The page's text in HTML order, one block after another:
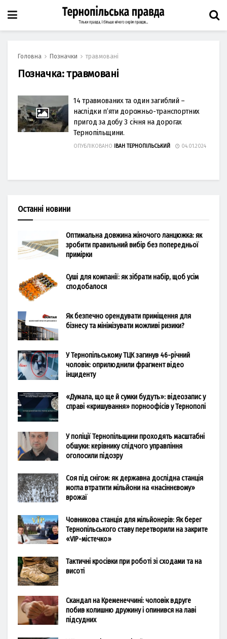
Головна Позначки травмовані
Позначка:травмовані
14 травмованих та один загиблий –
наслідки п’яти дорожньо-транспортних
пригод за добу 3 січня на дорогах
Тернопільщини.
ОПУБЛІКОВАНО ІВАН ТЕРНОПІЛЬСЬКИЙ 04.01.2024
Останні новини
Оптимальна довжина жіночого ланцюжка: як
зробити правильний вибір без попередньої
примірки
Суші для компанії: як зібрати набір, щоб усім
сподобалося
Як безпечно орендувати приміщення для
бізнесу та мінімізувати можливі ризики?
У Тернопільському ТЦК загинув 46-річний
чоловік: оприлюднили фрагмент відео
інциденту
«Думала, що ще й сумки будуть»: відеозапис у
справі «кришування» порноофісів у Тернополі
У поліції Тернопільщини проходять масштабні
обшуки: керівнику слідчого управління
оголосили підозру
Соя під снігом: як державна дослідна станція
могла втратити мільйони на «насіннєвому»
врожаї
Човникова станція для мільйонерів: Як берег
Тернопільського ставу перетворили на закрите
«VIP-містечко»
Тактичні кросівки при роботі зі сходами та на
висоті
Скандал на Кременеччині: чоловік вдруге
побив колишню дружину і опинився на лаві
підсудних